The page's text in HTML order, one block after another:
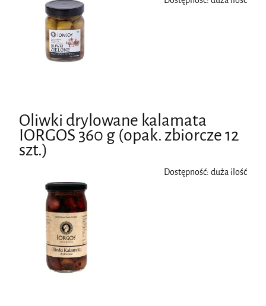
Oliwki drylowane kalamata
IORGOS 360 g (opak. zbiorcze 12
szt.)
Dostępność: duża ilość